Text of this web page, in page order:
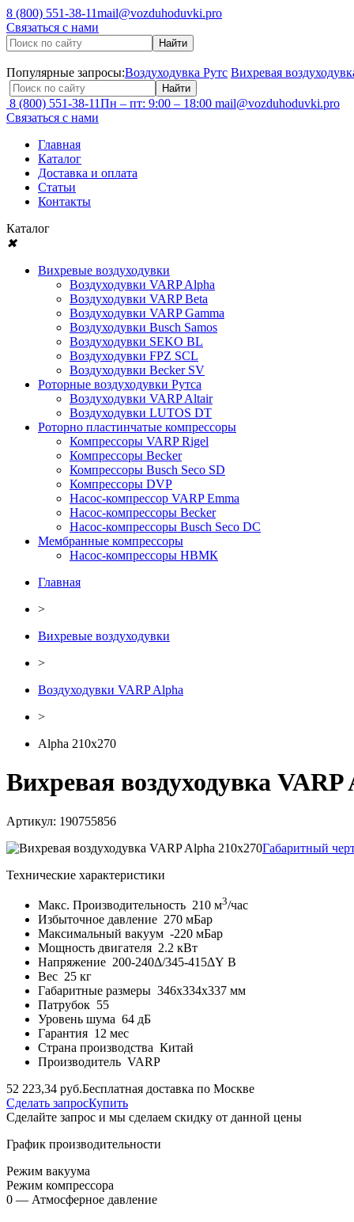
8 (800) 551-38-11mail@vozduhoduvki.pro
Связаться с нами
Популярные запросы:Воздуходувка Рутс Вихревая
8 (800) 551-38-11Пн – пт: 9:00 – 18:00 mail@vozduhoduvki.pro
Связаться с нами
Главная
Каталог
Доставка и оплата
Статьи
Контакты
Каталог
✖
Вихревые воздуходувки
Воздуходувки VARP Alpha
Воздуходувки VARP Beta
Воздуходувки VARP Gamma
Воздуходувки Busch Samos
Воздуходувки SEKO BL
Воздуходувки FPZ SCL
Воздуходувки Becker SV
Роторные воздуходувки Рутса
Воздуходувки VARP Altair
Воздуходувки LUTOS DT
Роторно пластинчатые компрессоры
Компрессоры VARP Rigel
Компрессоры Becker
Компрессоры Busch Seco SD
Компрессоры DVP
Насос-компрессор VARP Emma
Насос-компрессоры Becker
Насос-компрессоры Busch Seco DC
Мембранные компрессоры
Насос-компрессоры НВМК
Главная
>
Вихревые воздуходувки
>
Воздуходувки VARP Alpha
>
Alpha 210x270
Вихревая воздуходувка
Артикул: 190755856
Габаритный
Технические характеристики
Макс. Производительность 210 м3/час
Избыточное давление 270 мБар
Максимальный вакуум -220 мБар
Мощность двигателя 2.2 кВт
Напряжение 200-240Δ/345-415ΔY В
Вес 25 кг
Габаритные размеры 346x334x337 мм
Патрубок 55
Уровень шума 64 дБ
Гарантия 12 мес
Страна производства Китай
Производитель VARP
52 223,34 руб.Бесплатная доставка по Москве
Сделать запросКупить
Сделайте запрос и мы сделаем скидку от данной цены
График производительности
Режим вакуума
Режим компрессора
0 — Атмосферное давление